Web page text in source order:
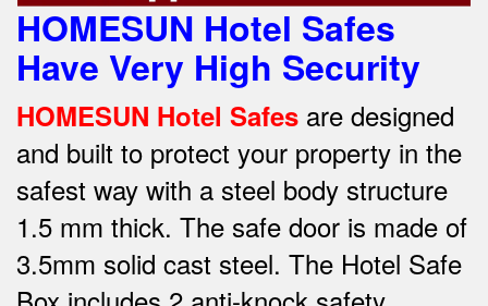
HOMESUN Hotel Safes
Have Very High Security
HOMESUN Hotel Safes are designed
and built to protect your property in the
safest way with a steel body structure
1.5 mm thick. The safe door is made of
3.5mm solid cast steel. The Hotel Safe